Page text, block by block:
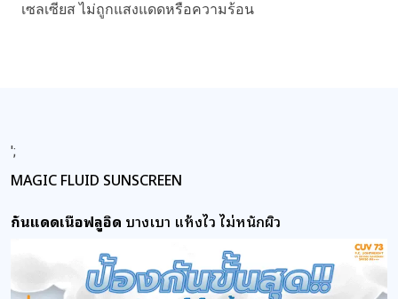
เซลเซียส ไม่ถูกแสงแดดหรือความร้อน
';
MAGIC FLUID SUNSCREEN
กันแดดเนื้อฟลูอิด บางเบา แห้งไว ไม่หนักผิว